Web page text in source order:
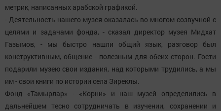
метрик, написанных арабской графикой.
- Деятельность нашего музея оказалась во многом созвучной с
целями и задачами фонда, - сказал директор музея Мидхат
Газымов, - мы быстро нашли общий язык, разговор был
конструктивным, общение - полезным для обеих сторон. Гости
подарили музею свои издания, над которыми трудились, а мы
им - свои книги по истории села Зиреклы.
Фонд «Тамырлар» - «Корни» и наш музей определились в
дальнейшем тесно сотрудничать в изучении, сохранении и